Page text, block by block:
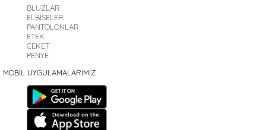
BLUZLAR
ELBİSELER
PANTOLONLAR
ETEK
CEKET
PENYE
MOBİL UYGULAMALARIMIZ